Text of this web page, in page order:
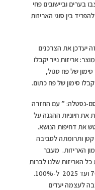
בערים וביישובים פחי
בין סוגי האריזות
יעדכן את הצרכנים
אריזות נייר יקבלו
סימון של פח סגול,
סימון של פח כתום.
נסטלה: ” עם החזרה
את חיוניות ההגנה על
את דחיפות הנושא.
ותרומתה לסביבה
האריזות. מעבר
כל האריזות שלנו לברות
מיחזור. עד סוף השנה נגיע לכמעט 70% ועד 2025 ל-100%.
לעצמה יעדים